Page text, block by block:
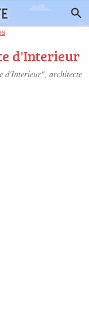
d'Interieur
d'Interieur", architecte